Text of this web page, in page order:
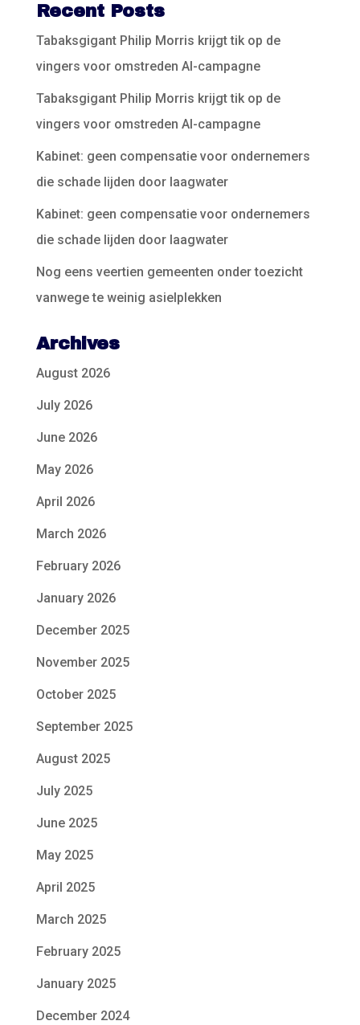
Recent Posts
Tabaksgigant Philip Morris krijgt tik op de
vingers voor omstreden AI-campagne
Tabaksgigant Philip Morris krijgt tik op de
vingers voor omstreden AI-campagne
Kabinet: geen compensatie voor ondernemers
die schade lijden door laagwater
Kabinet: geen compensatie voor ondernemers
die schade lijden door laagwater
Nog eens veertien gemeenten onder toezicht
vanwege te weinig asielplekken
Archives
August 2026
July 2026
June 2026
May 2026
April 2026
March 2026
February 2026
January 2026
December 2025
November 2025
October 2025
September 2025
August 2025
July 2025
June 2025
May 2025
April 2025
March 2025
February 2025
January 2025
December 2024